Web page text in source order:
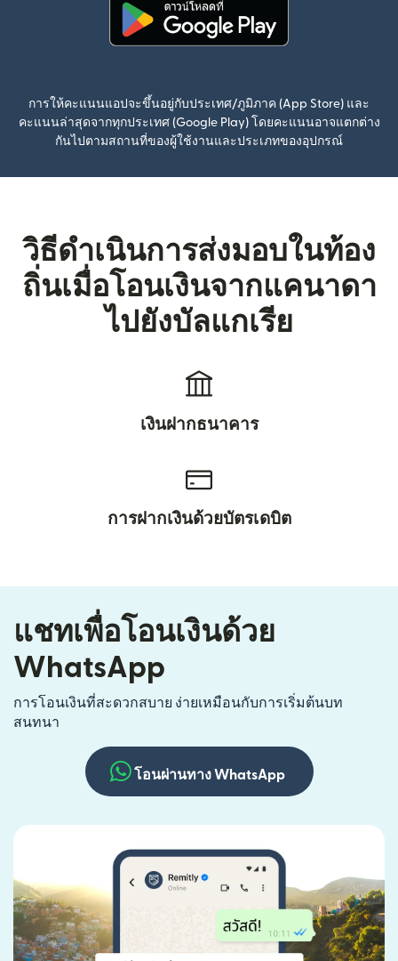
การให้คะแนนแอปจะขึ้นอยู่กับประเทศ/ภูมิภาค (App Store) และ
คะแนนล่าสุดจากทุกประเทศ (Google Play) โดยคะแนนอาจแตกต่าง
กันไปตามสถานที่ของผู้ใช้งานและประเภทของอุปกรณ์
วิธีดำเนินการส่งมอบในท้อง
ถิ่นเมื่อโอนเงินจากแคนาดา
ไปยังบัลแกเรีย
เงินฝากธนาคาร
การฝากเงินด้วยบัตรเดบิต
แชทเพื่อโอนเงินด้วย
WhatsApp
การโอนเงินที่สะดวกสบาย ง่ายเหมือนกับการเริ่มต้นบท
สนทนา
โอนผ่านทาง WhatsApp